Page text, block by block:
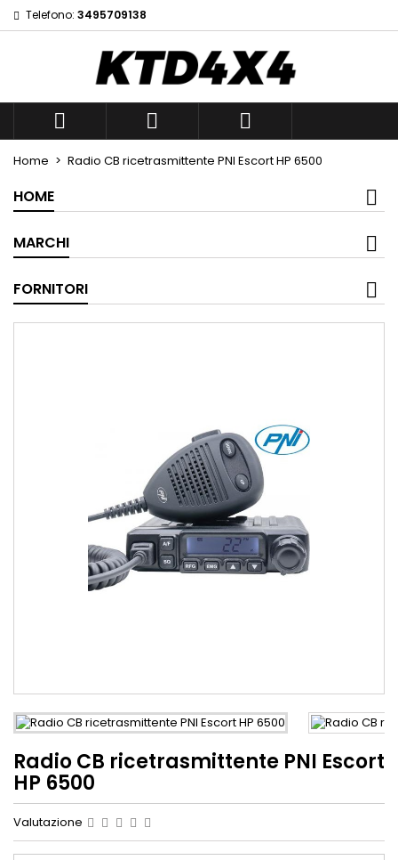
Telefono: 3495709138
  
Home Radio CB ricetrasmittente PNI Escort HP 6500
HOME
MARCHI
FORNITORI
Radio CB ricetrasmittente PNI Escort
HP 6500
Valutazione
Add to wishlist ×
Create new list
((title)) ×
Sign in ×
You need to be logged in to save products in your